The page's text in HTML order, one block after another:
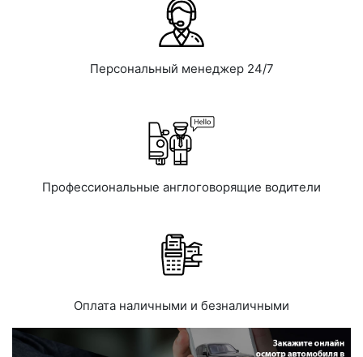
Персональный менеджер 24/7
Профессиональные англоговорящие водители
Оплата наличными и безналичными